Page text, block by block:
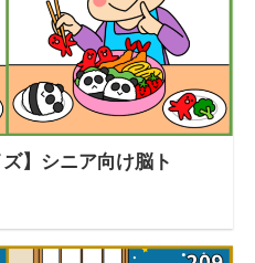
】シニア向け脳ト